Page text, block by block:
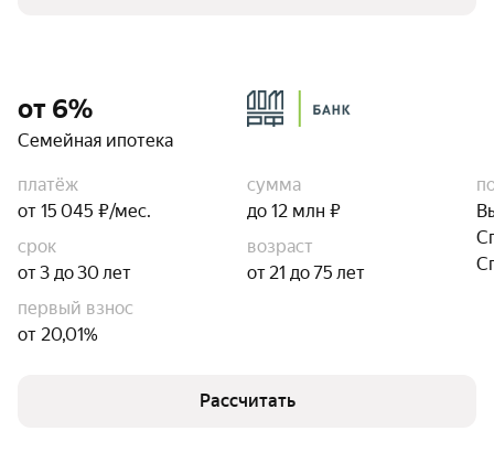
от 6%
Семейная ипотека
платёж
от 15 045 ₽/мес.
сумма
до 12 млн ₽
срок
от 3 до 30 лет
возраст
от 21 до 75 лет
первый взнос
от 20,01%
Рассчитать